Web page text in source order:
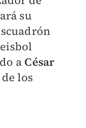
su
a César
los